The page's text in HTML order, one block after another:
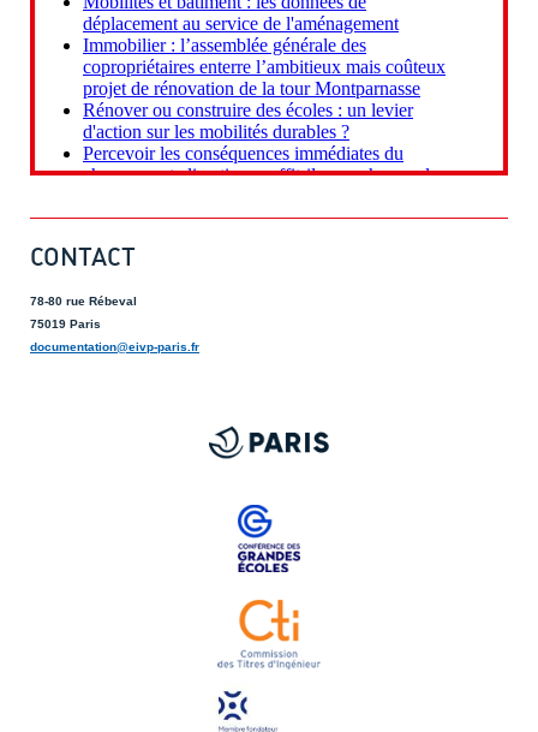
CONTACT
78-80 rue Rébeval
75019 Paris
documentation@eivp-paris.fr